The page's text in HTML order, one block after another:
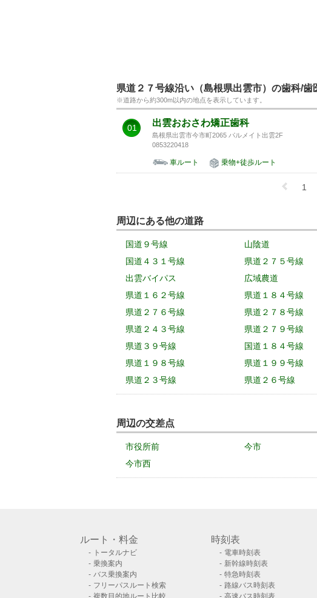
県道２７号線沿い（島根県出雲市）の歯科/歯
※道路から約300m以内の地点を表示しています。
01 出雲おおさわ矯正歯科
島根県出雲市今市町2065 パルメイト出雲2F
0853220418
車ルート 乗物+徒歩ルート
1
周辺にある他の道路
国道９号線 山陰道
国道４３１号線
県道２７５号線
出雲バイパス
広域農道
県道１６２号線
県道１８４号線
県道２７６号線
県道２７８号線
県道２４３号線
県道２７９号線
県道３９号線
国道１８４号線
県道１９８号線
県道１９９号線
県道２３号線
県道２６号線
周辺の交差点
市役所前 今市
今市西
ルート・料金
トータルナビ
乗換案内
バス乗換案内
フリーパスルート検索
複数目的地ルート比較
時刻表
電車時刻表
新幹線時刻表
特急時刻表
路線バス時刻表
高速バス時刻表